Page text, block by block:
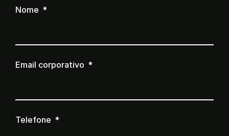
Nome
Email corporativo
Telefone